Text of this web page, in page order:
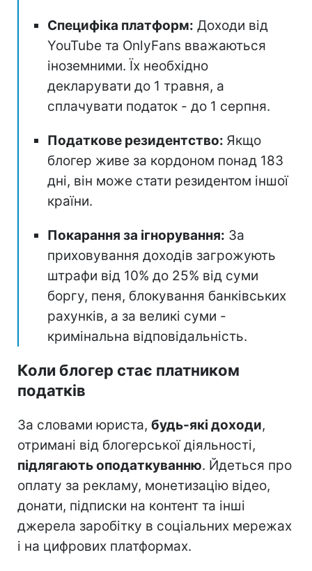
Специфіка платформ: Доходи від
YouTube та OnlyFans вважаються
іноземними. Їх необхідно
декларувати до 1 травня, а
сплачувати податок - до 1 серпня.
Податкове резидентство: Якщо
блогер живе за кордоном понад 183
дні, він може стати резидентом іншої
країни.
Покарання за ігнорування: За
приховування доходів загрожують
штрафи від 10% до 25% від суми
боргу, пеня, блокування банківських
рахунків, а за великі суми -
кримінальна відповідальність.
Коли блогер стає платником
податків
За словами юриста, будь-які доходи,
отримані від блогерської діяльності,
підлягають оподаткуванню. Йдеться про
оплату за рекламу, монетизацію відео,
донати, підписки на контент та інші
джерела заробітку в соціальних мережах
і на цифрових платформах.